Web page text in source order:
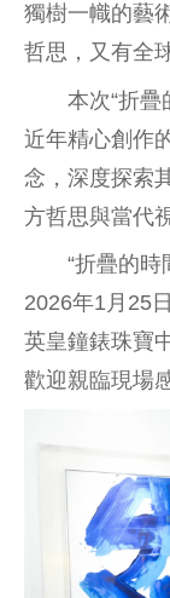
獨樹一幟的藝
哲思，又有全
本次“折
近年精心創作
念，深度探索
方哲思與當代
“折疊的時
2026年1月25
英皇鐘錶珠寶
歡迎親臨現場